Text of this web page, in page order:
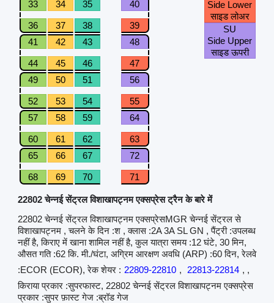
33
34 35 40
36 37 38
39
41
42 43 48
44 45 46
47
49
50 51 56
52 53 54
55
57
58 59 64
60 61 62
63
65
66 67 72
68 69 70 71
Side Lower
साइड लोअर
SU
Side Upper
साइड ऊपरी
22802 चेन्नई सेंट्रल विशाखापट्नम एक्सप्रेस ट्रैन के बारे में
22802 चेन्नई सेंट्रल विशाखापट्नम एक्सप्रेसMGR चेन्नई सेंट्रल से
विशाखापट्नम , चलने के दिन :श , क्लास :2A 3A SL GN , पैंट्री :उपलब्ध
नहीं है, किराए में खाना शामिल नहीं है, कुल यात्रा समय :12 घंटे, 30 मिन,
औसत गति :62 कि. मी./घंटा, अग्रिम आरक्षण अवधि (ARP) :60 दिन, रेलवे
:ECOR (ECOR), रेक शेयर : 22809-22810 , 22813-22814 , ,
किराया प्रकार :सुपरफास्ट, 22802 चेन्नई सेंट्रल विशाखापट्नम एक्सप्रेस
प्रकार :सुपर फ़ास्ट गेज :ब्रॉड गेज